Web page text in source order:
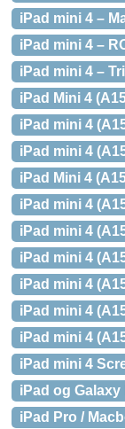
iPad mini 4 –
iPad mini 4 –
iPad mini 4 –
iPad Mini 4
iPad mini 4
iPad mini 4
iPad Mini 4
iPad mini 4
iPad mini 4
iPad mini 4
iPad mini 4
iPad mini 4
iPad mini 4
iPad mini 4
iPad og
iPad Pro /